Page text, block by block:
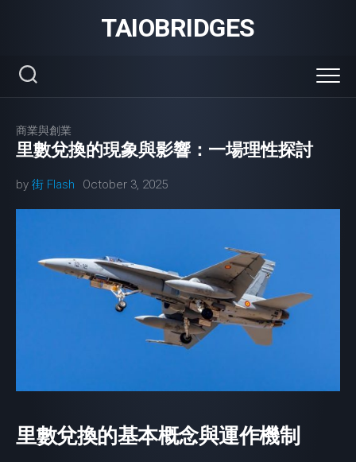
TAIOBRIDGES
商業與創業
里數兌換的現象與影響：一場理性探討
by 街 Flash October 3, 2025
里數兌換的基本概念與運作機制